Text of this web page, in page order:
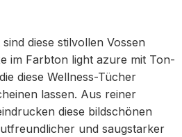
diese stilvollen Vossen
im Farbton light azure mit Ton-
diese Wellness-Tücher
lassen. Aus reiner
diese bildschönen
und saugstarker